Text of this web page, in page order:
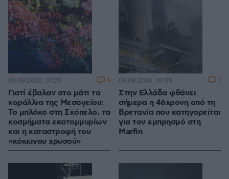
Γιατί έβαλαν στο μάτι τα
κοράλλια της Μεσογείου:
Το μπλόκο στη Σκόπελο, τα
κοσμήματα εκατομμυρίων
και η καταστροφή του
«κόκκινου χρυσού»
06.08.2026, 07:25 6
Στην Ελλάδα φθάνει
σήμερα η 46χρονη από τη
Βρετανία που κατηγορείται
για τον εμπρησμό στη
Marfin
06.08.2026, 07:09 1